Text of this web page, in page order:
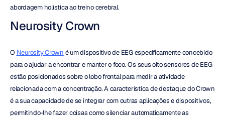
abordagem holística ao treino cerebral.
Neurosity Crown
O Neurosity Crown é um dispositivo de EEG especificamente concebido
para o ajudar a encontrar e manter o foco. Os seus oito sensores de EEG
estão posicionados sobre o lobo frontal para medir a atividade
relacionada com a concentração. A característica de destaque do Crown
é a sua capacidade de se integrar com outras aplicações e dispositivos,
permitindo-lhe fazer coisas como silenciar automaticamente as